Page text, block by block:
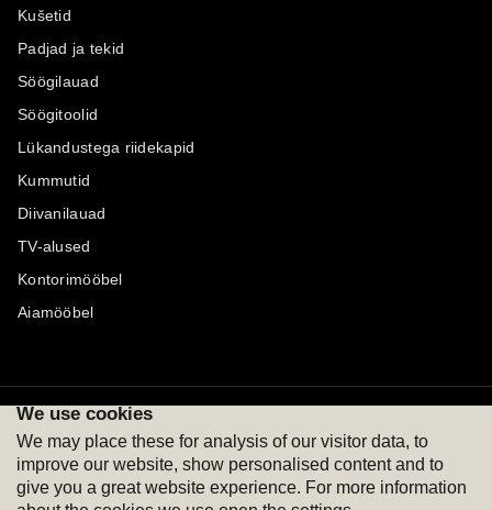
Kušetid
Padjad ja tekid
Söögilauad
Söögitoolid
Lükandustega riidekapid
Kummutid
Diivanilauad
TV-alused
Kontorimööbel
Aiamööbel
Maksevõimalused
We use cookies
We may place these for analysis of our visitor data, to
improve our website, show personalised content and to
give you a great website experience. For more information